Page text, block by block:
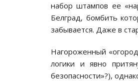
набор штампов ее
Белград, бомбить
забывается. Даже в
Нагороженный
логики и явно
безопасности»?),